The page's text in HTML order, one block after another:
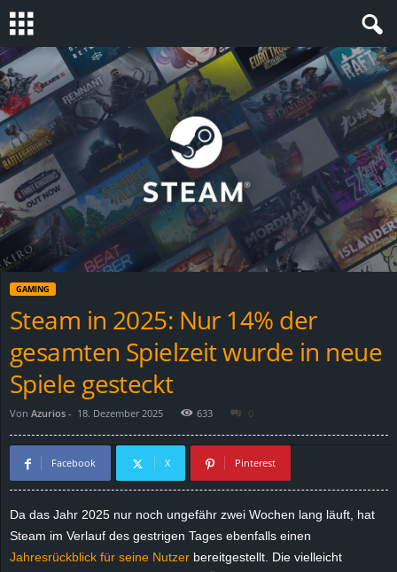
S
t
e
v
i
n
GAMING
Steam in 2025: Nur 14% der
gesamten Spielzeit wurde in neue
Spiele gesteckt
Von Azurios - 18. Dezember 2025 633 0
Facebook X Pinterest
Da das Jahr 2025 nur noch ungefähr zwei Wochen lang läuft, hat
Steam im Verlauf des gestrigen Tages ebenfalls einen
Jahresrückblick für seine Nutzer bereitgestellt. Die vielleicht